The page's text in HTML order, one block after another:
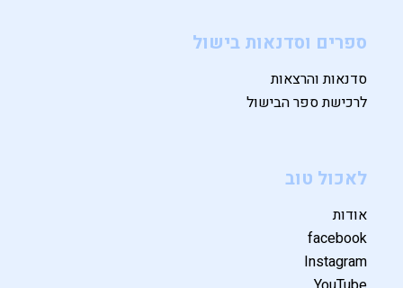
ספרים וסדנאות בישול
סדנאות והרצאות
לרכישת ספר הבישול
לאכול טוב
אודות
facebook
Instagram